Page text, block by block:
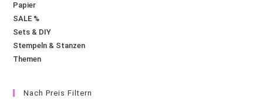
Papier
SALE %
Sets & DIY
Stempeln & Stanzen
Themen
Nach Preis Filtern